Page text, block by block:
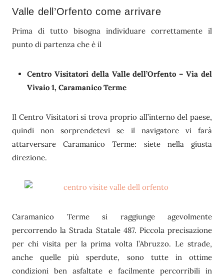
Valle dell’Orfento come arrivare
Prima di tutto bisogna individuare correttamente il
punto di partenza che è il
Centro Visitatori della Valle dell’Orfento – Via del
Vivaio 1, Caramanico Terme
Il Centro Visitatori si trova proprio all’interno del paese,
quindi non sorprendetevi se il navigatore vi farà
attarversare Caramanico Terme: siete nella giusta
direzione.
Caramanico Terme si raggiunge agevolmente
percorrendo la Strada Statale 487. Piccola precisazione
per chi visita per la prima volta l’Abruzzo. Le strade,
anche quelle più sperdute, sono tutte in ottime
condizioni ben asfaltate e facilmente percorribili in